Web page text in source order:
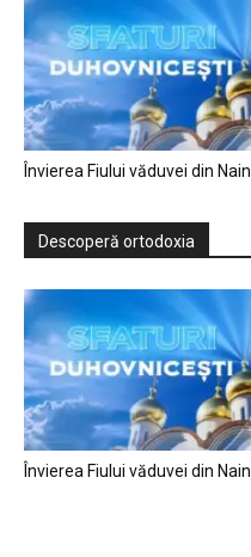
Învierea Fiului văduvei din Nain
Descoperă ortodoxia
Învierea Fiului văduvei din Nain